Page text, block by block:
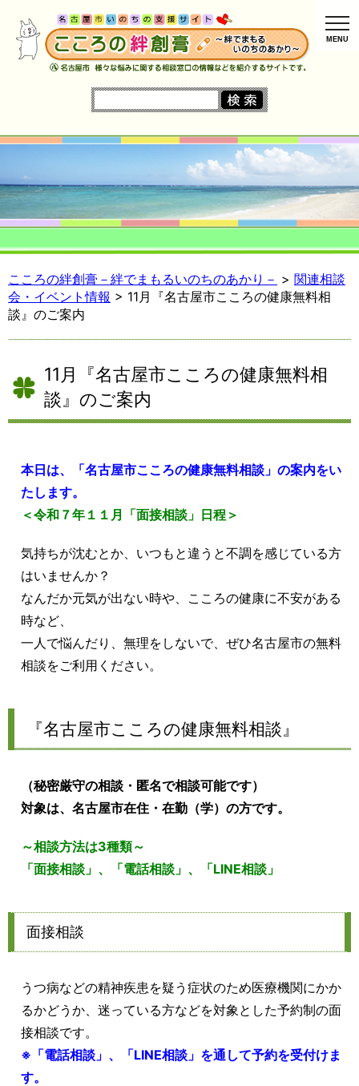
MENU
こころの絆創膏－絆でまもるいのちのあかり－ > 関連相談
会・イベント情報 > 11月『名古屋市こころの健康無料相
談』のご案内
11月『名古屋市こころの健康無料相
談』のご案内
本日は、「名古屋市こころの健康無料相談」の案内をい
たします。
＜令和７年１１月「面接相談」日程＞
気持ちが沈むとか、いつもと違うと不調を感じている方
はいませんか？
なんだか元気が出ない時や、こころの健康に不安がある
時など、
一人で悩んだり、無理をしないで、ぜひ名古屋市の無料
相談をご利用ください。
『名古屋市こころの健康無料相談』
（秘密厳守の相談・匿名で相談可能です）
対象は、名古屋市在住・在勤（学）の方です。
～相談方法は3種類～
「面接相談」、「電話相談」、「LINE相談」
面接相談
うつ病などの精神疾患を疑う症状のため医療機関にかか
るかどうか、迷っている方などを対象とした予約制の面
接相談です。
※「電話相談」、「LINE相談」を通して予約を受付けま
す。